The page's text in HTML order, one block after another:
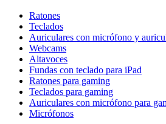
Ratones
Teclados
Auriculares con micrófono y
Webcams
Altavoces
Fundas con teclado para iPad
Ratones para gaming
Teclados para gaming
Auriculares con micrófono para
Micrófonos